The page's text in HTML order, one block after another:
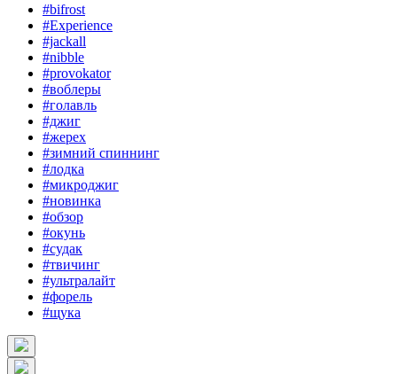
#bifrost
#Experience
#jackall
#nibble
#provokator
#воблеры
#голавль
#джиг
#жерех
#зимний спиннинг
#лодка
#микроджиг
#новинка
#обзор
#окунь
#судак
#твичинг
#ультралайт
#форель
#щука